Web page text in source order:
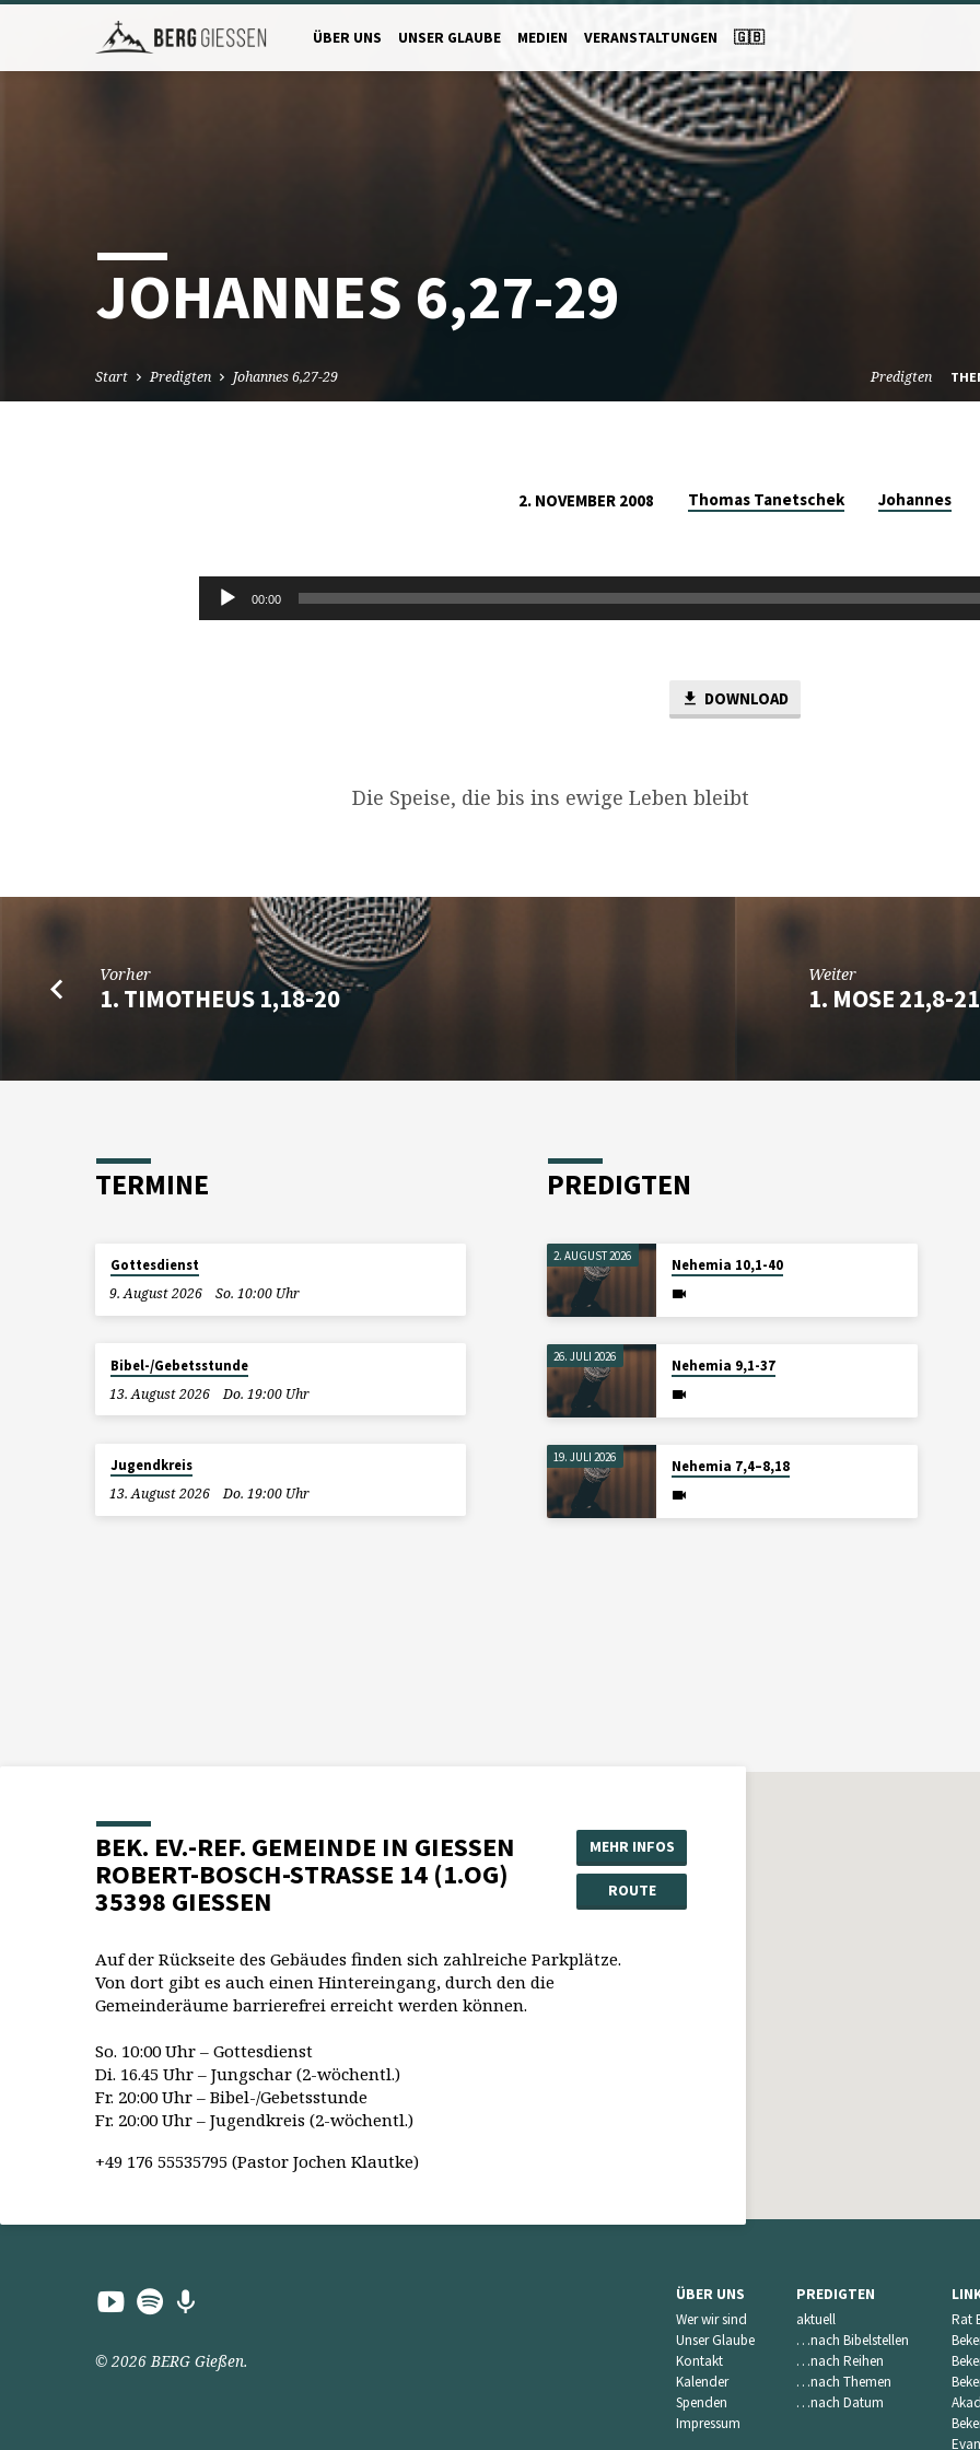
ÜBER UNS UNSER GLAUBE MEDIEN VERANSTALTUNGEN 🇬🇧
JOHANNES 6,27-29
Start Predigten Johannes 6,27-29 Predigten
6,27-
2. NOVEMBER 2008 Thomas Tanetschek Johannes
Audio-
Player
00:00
DOWNLOAD
Die Speise, die bis ins ewige Leben bleibt
Vorher
1. TIMOTHEUS 1,18-20
Weiter
1. MOSE 21,8-21
TERMINE
Gottesdienst
9. August 2026
So. 10:00 Uhr
Bibel-/Gebetsstunde
13. August 2026
Do. 19:00 Uhr
Jugendkreis
13. August 2026
Do. 19:00 Uhr
PREDIGTEN
2. AUGUST 2026
Nehemia 10,1-40
26. JULI 2026
Nehemia 9,1-37
19. JULI 2026
Nehemia 7,4–8,18
BEK. EV.-REF. GEMEINDE IN GIESSEN
ROBERT-BOSCH-STRASSE 14 (1.OG)
35398 GIESSEN
MEHR INFOS
ROUTE
Auf der Rückseite des Gebäudes finden sich zahlreiche Parkplätze.
Von dort gibt es auch einen Hintereingang, durch den die
Gemeinderäume barrierefrei erreicht werden können.
So. 10:00 Uhr – Gottesdienst
Di. 16.45 Uhr – Jungschar (2-wöchentl.)
Fr. 20:00 Uhr – Bibel-/Gebetsstunde
Fr. 20:00 Uhr – Jugendkreis (2-wöchentl.)
+49 176 55535795 (Pastor Jochen Klautke)
© 2026 BERG Gießen.
ÜBER UNS
Wer wir sind
Unser Glaube
Kontakt
Kalender
Spenden
Impressum
PREDIGTEN
aktuell
…nach Bibelstellen
…nach Reihen
…nach Themen
…nach Datum
Rat